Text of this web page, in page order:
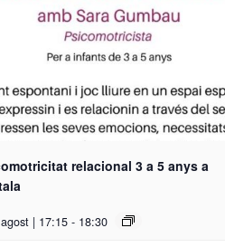
relacional 3 a 5 anys a
| 17:15 - 18:30